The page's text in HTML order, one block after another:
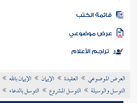
المكتبة
الكتب
موضوعي
تراجم الأعلام
العرض الموضوعي العقيدة الإيمان الإيمان بالله
التوسل والوسيلة
التوسل المشروع التوسل بالدعاء